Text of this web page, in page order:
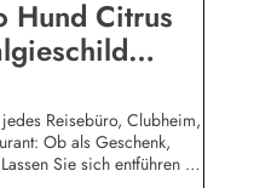
Hund Citrus
Reisebüro, Clubheim,
Ob als Geschenk,
Sie sich entführen in